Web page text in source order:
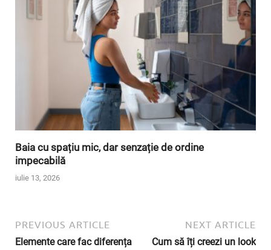
Baia cu spațiu mic, dar senzație de ordine
impecabilă
iulie 13, 2026
PREVIOUS ARTICLE
Elemente care fac diferența
NEXT ARTICLE
Cum să îți creezi un look